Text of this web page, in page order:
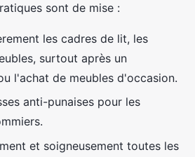
sont de mise :
les cadres de lit, les
surtout après un
l'achat de meubles d'occasion.
anti-punaises pour les
et soigneusement toutes les